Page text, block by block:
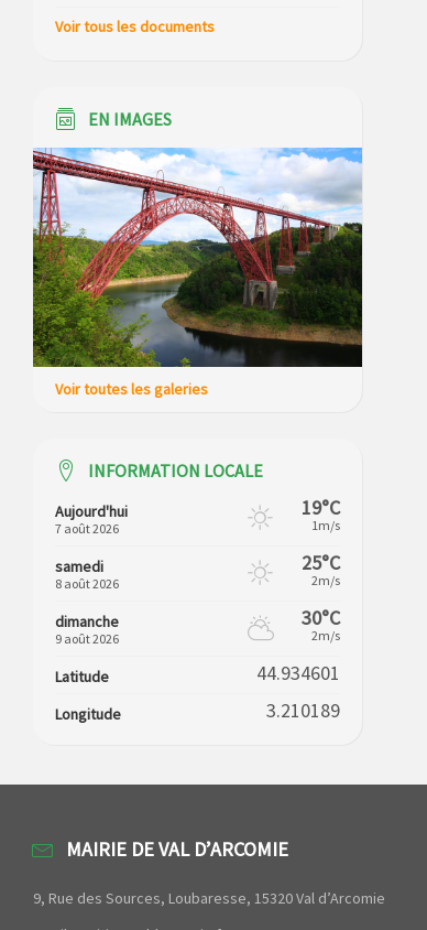
Réunion d’installation du nouveau
Campagne de collecte des plastiques
agricoles le 22 avril 2026
Voir tous les documents
EN IMAGES
Voir toutes les galeries
INFORMATION LOCALE
Aujourd'hui
7 août 2026
19°C
1m/s
samedi
8 août 2026
25°C
2m/s
dimanche
9 août 2026
30°C
2m/s
Latitude 44.934601
Longitude 3.210189
MAIRIE DE VAL D’ARCOMIE
9, Rue des Sources, Loubaresse, 15320 Val d’Arcomie